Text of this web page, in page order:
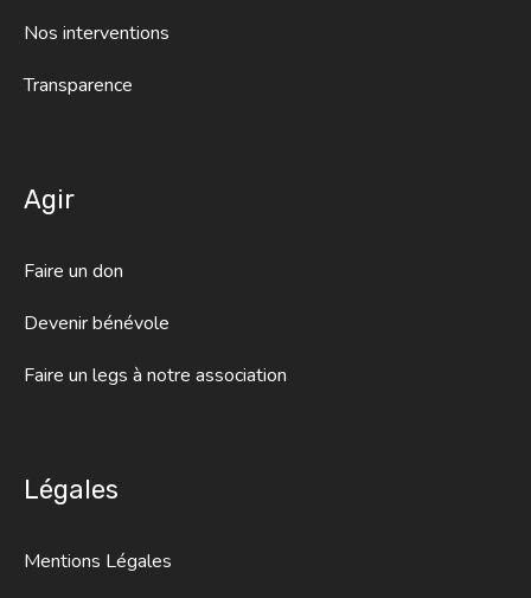
Nos interventions
Transparence
Agir
Faire un don
Devenir bénévole
Faire un legs à notre association
Légales
Mentions Légales